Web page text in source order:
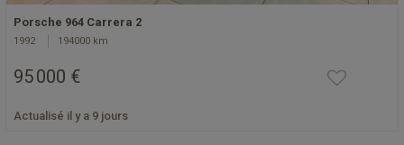
Porsche 964 Carrera 2
1992 194000 km
95 000 €
Actualisé il y a 9 jours